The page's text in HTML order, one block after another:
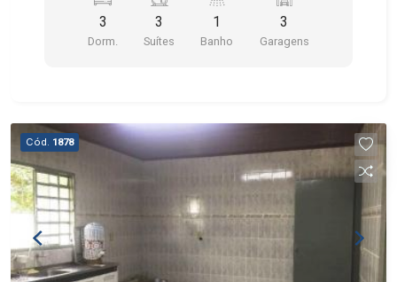
3
Dorm.
3
Suítes
1
Banho
3
Garagens
Cód. 1878